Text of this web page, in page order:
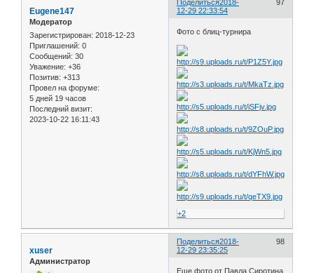
Поделиться 97
2018-
12-29 22:33:54
Eugene147
Модератор
Зарегистрирован: 2018-12-23
Приглашений: 0
Сообщений: 30
Уважение: +36
Позитив: +313
Провел на форуме:
5 дней 19 часов
Последний визит:
2023-10-22 16:11:43
Фото с блиц-турнира
+2
Поделиться 98
2018-
12-29 23:35:25
xuser
Администратор
Еще фото от Павла Сиротина